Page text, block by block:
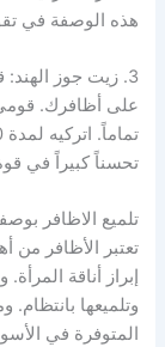
هذه الوصفة في
3. زيت جوز
على أظافرك.
تحسناً كبيراً في
تلميع الاظافر
تعتبر الأظافر من
إبراز أناقة
وتلميعها بانتظام.
المتوفرة في